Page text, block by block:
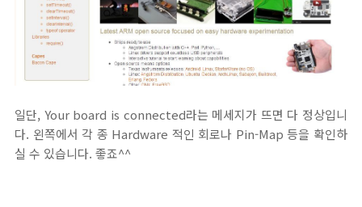
일단, Your board is connected라는 메세지가 뜨면 다 정상입니
다. 왼쪽에서 각 종 Hardware 적인 회로나 Pin-Map 등을 확인하
실 수 있습니다. 좋죠^^